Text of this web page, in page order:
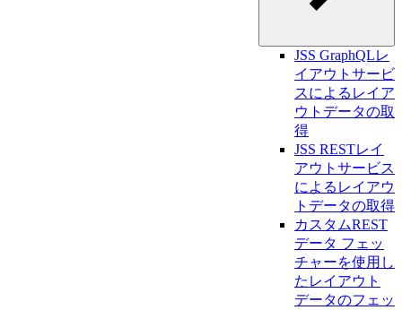
JSS GraphQLレ
イアウトサービ
スによるレイア
ウトデータの取
得
JSS RESTレイ
アウトサービス
によるレイアウ
トデータの取得
カスタムREST
データ フェッ
チャーを使用し
たレイアウト
データのフェッ